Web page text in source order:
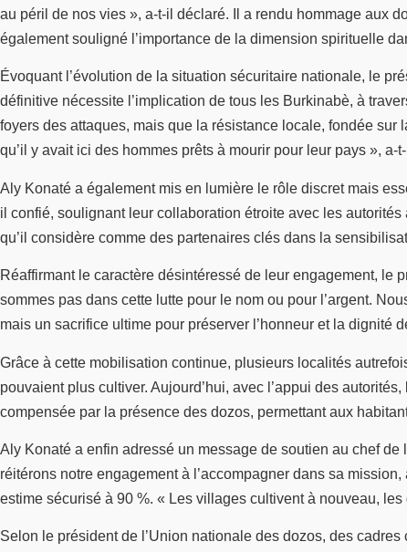
au péril de nos vies », a-t-il déclaré. Il a rendu hommage aux
également souligné l’importance de la dimension spirituelle
Évoquant l’évolution de la situation sécuritaire nationale, le
définitive nécessite l’implication de tous les Burkinabè, à
foyers des attaques, mais que la résistance locale, fondée sur
qu’il y avait ici des hommes prêts à mourir pour leur pays », a-
Aly Konaté a également mis en lumière le rôle discret mais
il confié, soulignant leur collaboration étroite avec les
qu’il considère comme des partenaires clés dans la
Réaffirmant le caractère désintéressé de leur engagement, le
sommes pas dans cette lutte pour le nom ou pour l’argent.
mais un sacrifice ultime pour préserver l’honneur et la dignité
Grâce à cette mobilisation continue, plusieurs localités
pouvaient plus cultiver. Aujourd’hui, avec l’appui des
compensée par la présence des dozos, permettant aux
Aly Konaté a enfin adressé un message de soutien au chef
réitérons notre engagement à l’accompagner dans sa
estime sécurisé à 90 %. « Les villages cultivent à nouveau,
Selon le président de l’Union nationale des dozos, des